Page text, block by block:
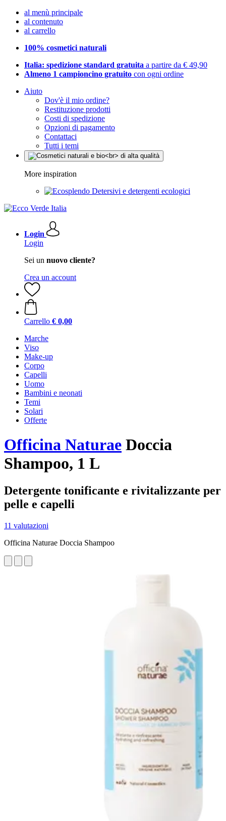
al menù principale
al contenuto
al carrello
100% cosmetici naturali
Italia: spedizione standard gratuita a partire da € 49,90
Almeno 1 campioncino gratuito con ogni ordine
Aiuto
Dov'è il mio ordine?
Restituzione prodotti
Costi di spedizione
Opzioni di pagamento
Contattaci
Tutti i temi
More inspiration
Detersivi e detergenti ecologici
Login
Login
Sei un nuovo cliente?
Crea un account
Carrello € 0,00
Marche
Viso
Make-up
Corpo
Capelli
Uomo
Bambini e neonati
Temi
Solari
Offerte
Officina Naturae Doccia
Shampoo, 1 L
Detergente tonificante e rivitalizzante per
pelle e capelli
11 valutazioni
Officina Naturae Doccia Shampoo